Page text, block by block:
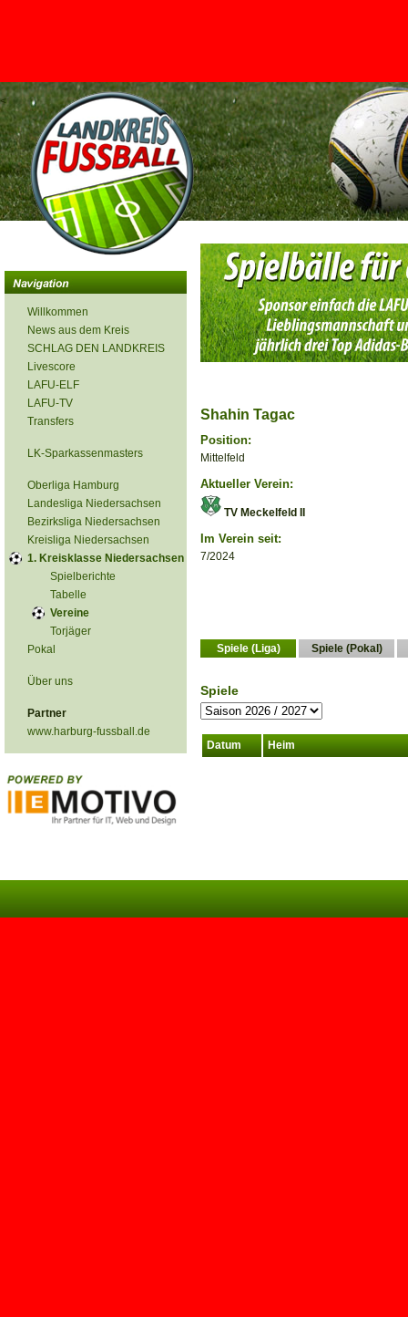
<
Willkommen
News aus dem Kreis
SCHLAG DEN LANDKREIS
Livescore
LAFU-ELF
LAFU-TV
Transfers
LK-Sparkassenmasters
Oberliga Hamburg
Landesliga Niedersachsen
Bezirksliga Niedersachsen
Kreisliga Niedersachsen
1. Kreisklasse Niedersachsen
Spielberichte
Tabelle
Vereine
Torjäger
Pokal
Über uns
Partner
www.harburg-fussball.de
Shahin Tagac
Position:
Mittelfeld
Aktueller Verein:
TV Meckelfeld II
Im Verein seit:
7/2024
Spiele (Liga) Spiele (Pokal)
Spiele
Datum Heim